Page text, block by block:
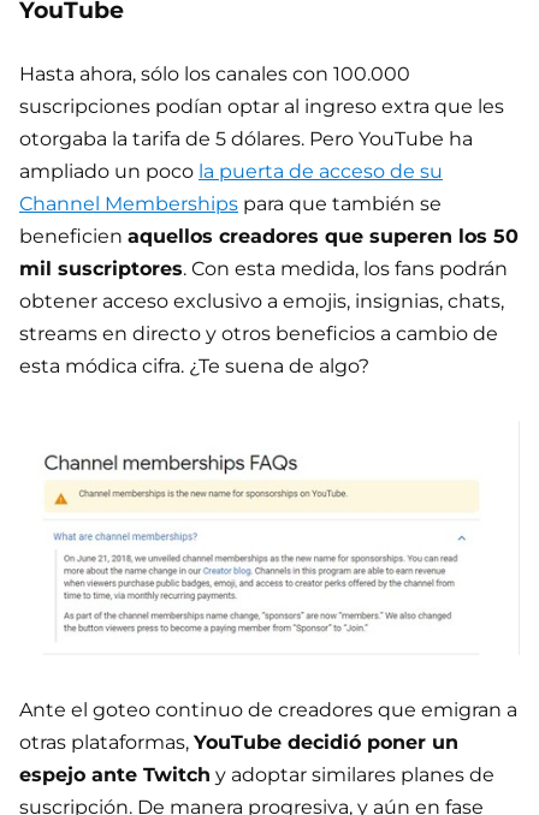
YouTube
Hasta ahora, sólo los canales con 100.000
suscripciones podían optar al ingreso extra que les
otorgaba la tarifa de 5 dólares. Pero YouTube ha
ampliado un poco la puerta de acceso de su
Channel Memberships para que también se
beneficien aquellos creadores que superen los 50
mil suscriptores. Con esta medida, los fans podrán
obtener acceso exclusivo a emojis, insignias, chats,
streams en directo y otros beneficios a cambio de
esta módica cifra. ¿Te suena de algo?
Ante el goteo continuo de creadores que emigran a
otras plataformas, YouTube decidió poner un
espejo ante Twitch y adoptar similares planes de
suscripción. De manera progresiva, y aún en fase